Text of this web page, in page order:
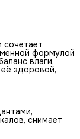
сочетает
формулой
влаги,
здоровой,
снимает